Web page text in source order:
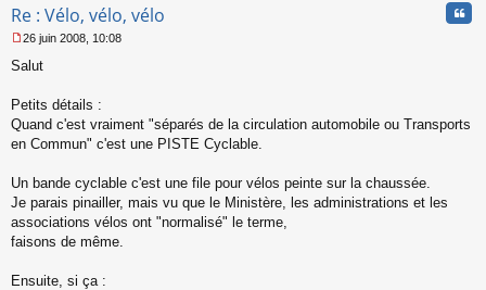
Re : Vélo, vélo, vélo
e
s
g
e
o
n
u
26 juin 2008, 10:08
Salut
Petits détails :
Quand c'est vraiment "séparés de la circulation automobile ou Transports
en Commun" c'est une PISTE Cyclable.
Un bande cyclable c'est une file pour vélos peinte sur la chaussée.
Je parais pinailler, mais vu que le Ministère, les administrations et les
associations vélos ont "normalisé" le terme,
faisons de même.
Ensuite, si ça :